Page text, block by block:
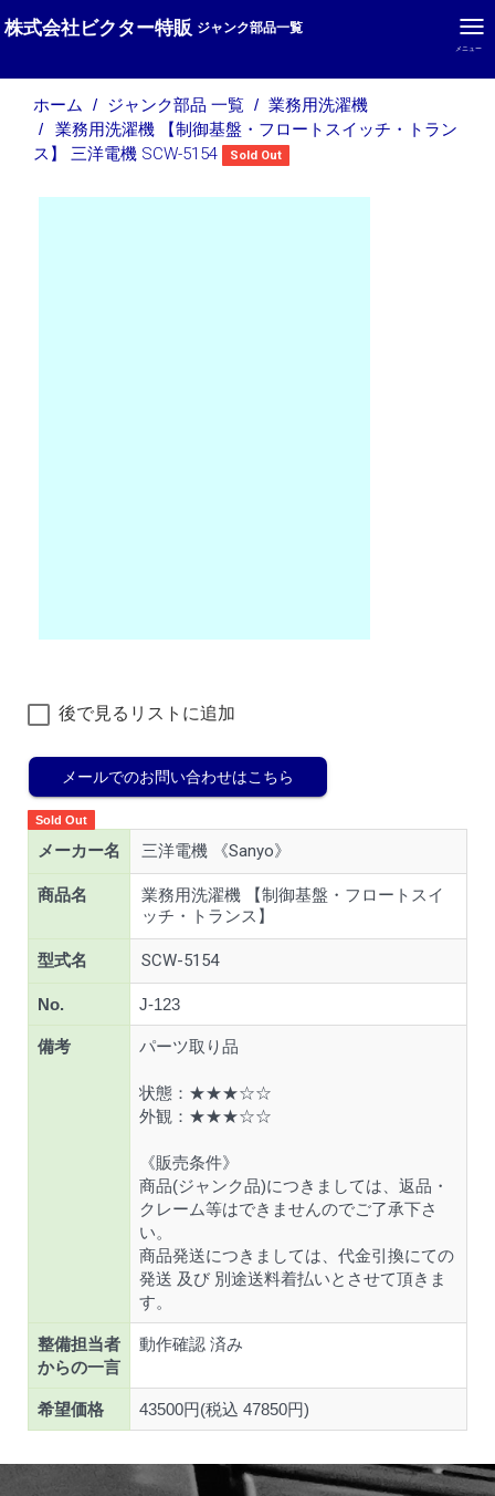
メニュー
株式会社ビクター特販 ジャンク部品一覧
ホーム ジャンク部品 一覧 業務用洗濯機
業務用洗濯機 【制御基盤・フロートスイッチ・トラン
ス】 三洋電機 SCW-5154
Sold Out
後で見るリストに追加
メールでのお問い合わせはこちら
Sold Out
メーカー名 三洋電機 《Sanyo》
商品名
業務用洗濯機 【制御基盤・フロートスイ
ッチ・トランス】
型式名 SCW-5154
No. J-123
備考 パーツ取り品
状態：★★★☆☆
外観：★★★☆☆
《販売条件》
商品(ジャンク品)につきましては、返品・
クレーム等はできませんのでご了承下さ
い。
商品発送につきましては、代金引換にての
発送 及び 別途送料着払いとさせて頂きま
す。
整備担当者
からの一言
動作確認 済み
希望価格 43500円(税込 47850円)